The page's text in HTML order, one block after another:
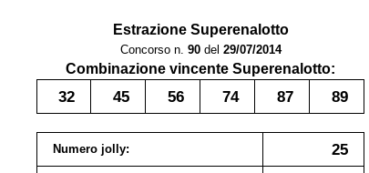
Estrazione Superenalotto
Concorso n. 90del 29/07/2014
Combinazione vincente Superenalotto:
32 45 56 74 87 89
Numero jolly: 25